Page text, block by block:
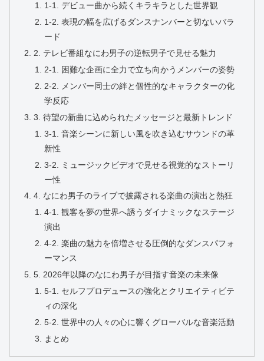
1-1. デビュー曲から続くキラキラとした世界観
1-2. 表現の幅を広げるダンスナンバーと切ないバラ
ード
2. テレビ番組なにわ男子の逆転男子で見せる魅力
2-1. 困難な企画に全力で立ち向かうメンバーの姿勢
2-2. メンバー同士の絆と個性的なキャラクターの化
学反応
3. 待望の新曲に込められたメッセージと最新トレンド
3-1. 音楽シーンに新しい風を吹き込むサウンドの革
新性
3-2. ミュージックビデオで見せる視覚的なストーリ
ー性
4. なにわ男子のライブで披露される楽曲の演出と熱狂
4-1. 観客を夢の世界へ誘うダイナミックなステージ
演出
4-2. 楽曲の魅力を倍増させる圧倒的なダンスパフォ
ーマンス
5. 2026年以降のなにわ男子が目指す音楽の未来像
5-1. セルフプロデュースの強化とクリエイティビテ
ィの深化
5-2. 世界中の人々の心に響くグローバルな音楽活動
まとめ